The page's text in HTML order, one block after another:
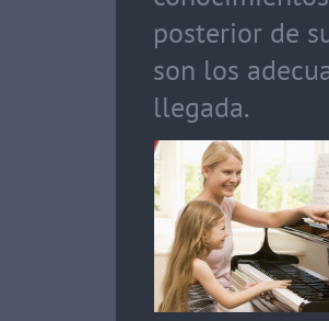
posterior de
son los
llegada.